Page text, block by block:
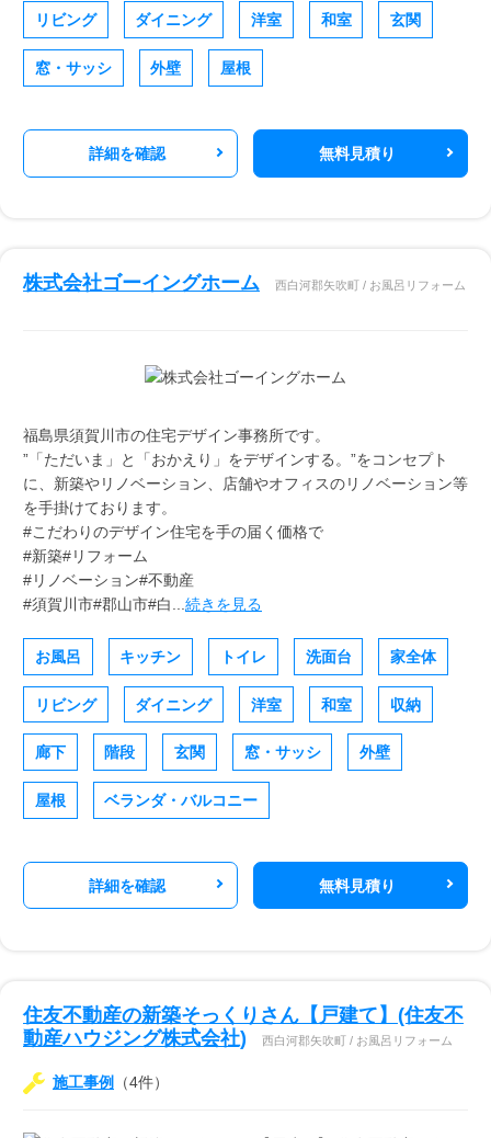
リビング ダイニング 洋室 和室 玄関
窓・サッシ 外壁 屋根
詳細を確認 無料見積り
株式会社ゴーイングホーム 西白河郡矢吹町 / お風呂リフォーム
福島県須賀川市の住宅デザイン事務所です。
”「ただいま」と「おかえり」をデザインする。”をコンセプト
に、新築やリノベーション、店舗やオフィスのリノベーション等
を手掛けております。
#こだわりのデザイン住宅を手の届く価格で
#新築#リフォーム
#リノベーション#不動産
#須賀川市#郡山市#白...続きを見る
お風呂 キッチン トイレ 洗面台 家全体
リビング ダイニング 洋室 和室 収納
廊下 階段 玄関 窓・サッシ 外壁
屋根 ベランダ・バルコニー
詳細を確認 無料見積り
住友不動産の新築そっくりさん【戸建て】(住友不
動産ハウジング株式会社)
西白河郡矢吹町 / お風呂リフォーム
施工事例 （4件）